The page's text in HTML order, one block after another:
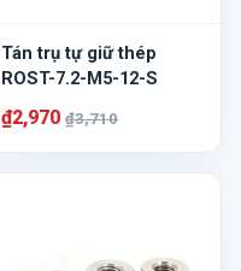
Tán trụ tự giữ thép
ROST-7.2-M5-12-S
₫2,970 ₫3,710